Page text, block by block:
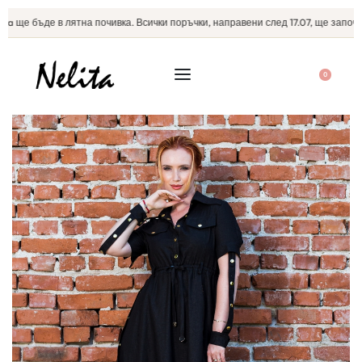
бъде в лятна почивка. Всички поръчки, направени след 17.07, ще
0